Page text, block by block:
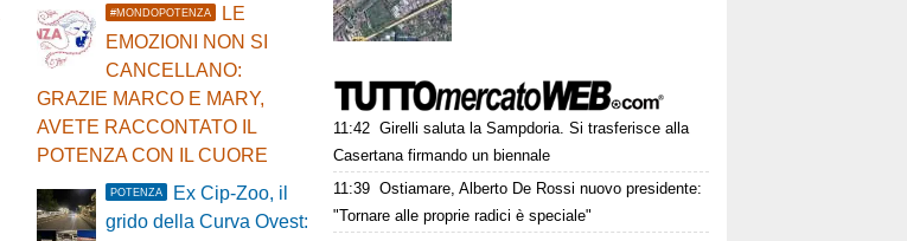
#MONDOPOTENZA
LE
EMOZIONI NON SI
CANCELLANO:
GRAZIE MARCO E MARY,
AVETE RACCONTATO IL
POTENZA CON IL CUORE
POTENZA
Ex Cip-Zoo, il
grido della Curva Ovest:
11:42 Girelli saluta la Sampdoria. Si trasferisce alla
Casertana firmando un biennale
11:39 Ostiamare, Alberto De Rossi nuovo presidente:
"Tornare alle proprie radici è speciale"